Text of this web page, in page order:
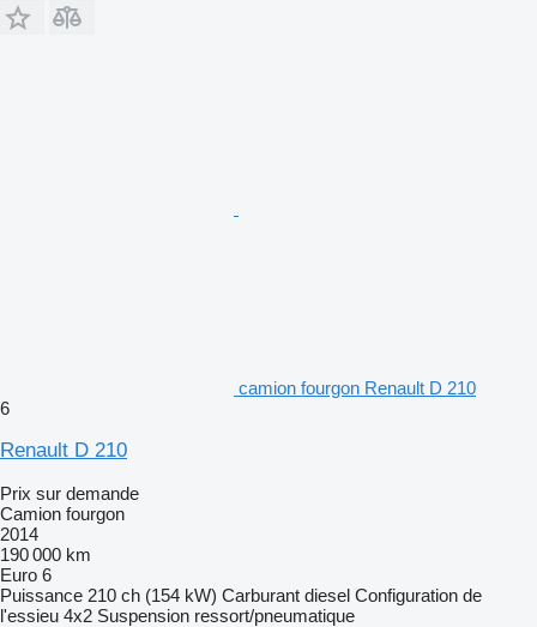
camion fourgon Renault D 210
6
Renault D 210
Prix sur demande
Camion fourgon
2014
190 000 km
Euro 6
Puissance 210 ch (154 kW) Carburant diesel Configuration de
l'essieu 4x2 Suspension ressort/pneumatique